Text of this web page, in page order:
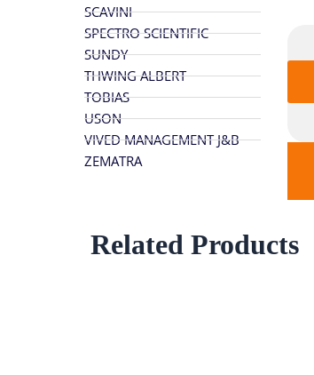
SCAVINI
SPECTRO SCIENTIFIC
SUNDY
THWING ALBERT
TOBIAS
USON
VIVED MANAGEMENT J&B
ZEMATRA
Related Products